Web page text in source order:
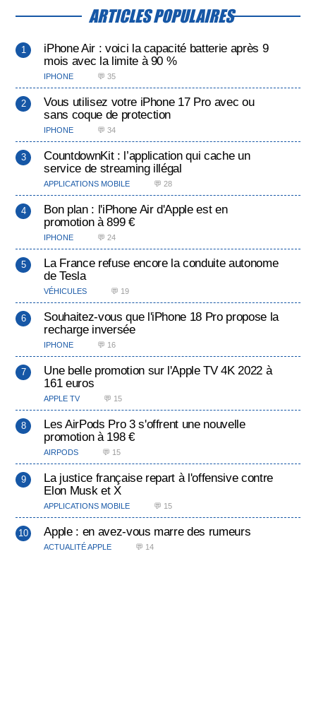
ARTICLES POPULAIRES
iPhone Air : voici la capacité batterie après 9
mois avec la limite à 90 %
IPHONE 💬 35
Vous utilisez votre iPhone 17 Pro avec ou
sans coque de protection
IPHONE 💬 34
CountdownKit : l’application qui cache un
service de streaming illégal
APPLICATIONS MOBILE 💬 28
Bon plan : l'iPhone Air d'Apple est en
promotion à 899 €
IPHONE 💬 24
La France refuse encore la conduite autonome
de Tesla
VÉHICULES 💬 19
Souhaitez-vous que l'iPhone 18 Pro propose la
recharge inversée
IPHONE 💬 16
Une belle promotion sur l'Apple TV 4K 2022 à
161 euros
APPLE TV 💬 15
Les AirPods Pro 3 s'offrent une nouvelle
promotion à 198 €
AIRPODS 💬 15
La justice française repart à l'offensive contre
Elon Musk et X
APPLICATIONS MOBILE 💬 15
Apple : en avez-vous marre des rumeurs
ACTUALITÉ APPLE 💬 14